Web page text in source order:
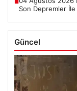
■
Son Depremler
Güncel